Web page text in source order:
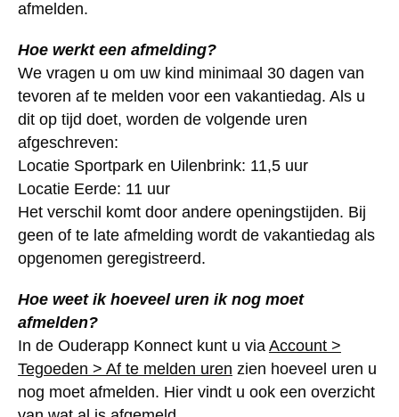
afmelden.
Hoe werkt een afmelding?
We vragen u om uw kind minimaal 30 dagen van
tevoren af te melden voor een vakantiedag. Als u
dit op tijd doet, worden de volgende uren
afgeschreven:
Locatie Sportpark en Uilenbrink: 11,5 uur
Locatie Eerde: 11 uur
Het verschil komt door andere openingstijden. Bij
geen of te late afmelding wordt de vakantiedag als
opgenomen geregistreerd.
Hoe weet ik hoeveel uren ik nog moet
afmelden?
In de Ouderapp Konnect kunt u via Account >
Tegoeden > Af te melden uren zien hoeveel uren u
nog moet afmelden. Hier vindt u ook een overzicht